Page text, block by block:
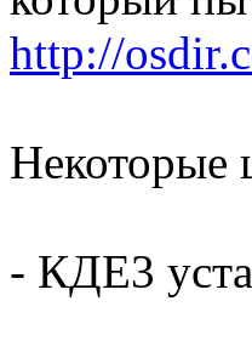
http://
Некоторые
- КДЕ3